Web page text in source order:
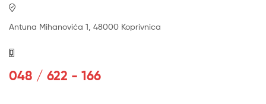
Antuna Mihanovića 1, 48000 Koprivnica
048 / 622 - 166